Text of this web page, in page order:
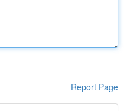
Report Page